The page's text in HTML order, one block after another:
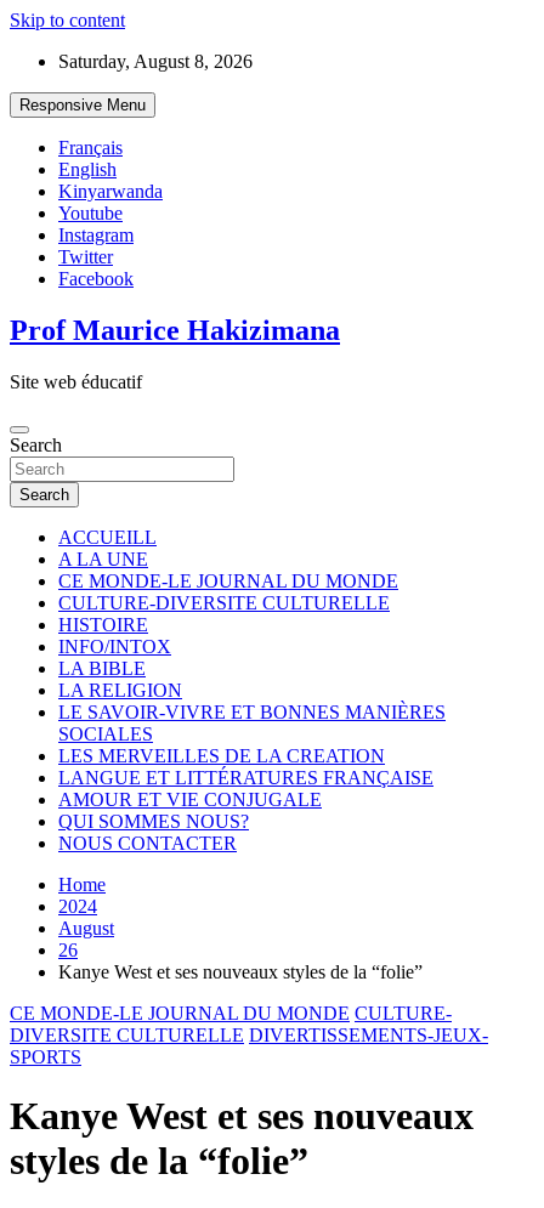
Skip to content
Saturday, August 8, 2026
Responsive Menu
Français
English
Kinyarwanda
Youtube
Instagram
Twitter
Facebook
Prof Maurice Hakizimana
Site web éducatif
Search
Search
ACCUEILL
A LA UNE
CE MONDE-LE JOURNAL DU MONDE
CULTURE-DIVERSITE CULTURELLE
HISTOIRE
INFO/INTOX
LA BIBLE
LA RELIGION
LE SAVOIR-VIVRE ET BONNES MANIÈRES
SOCIALES
LES MERVEILLES DE LA CREATION
LANGUE ET LITTÉRATURES FRANÇAISE
AMOUR ET VIE CONJUGALE
QUI SOMMES NOUS?
NOUS CONTACTER
Home
2024
August
26
Kanye West et ses nouveaux styles de la “folie”
CE MONDE-LE JOURNAL DU MONDE CULTURE-
DIVERSITE CULTURELLE DIVERTISSEMENTS-JEUX-
SPORTS
Kanye West et ses nouveaux
styles de la “folie”